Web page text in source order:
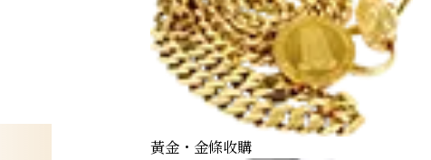
黃金・金條收購